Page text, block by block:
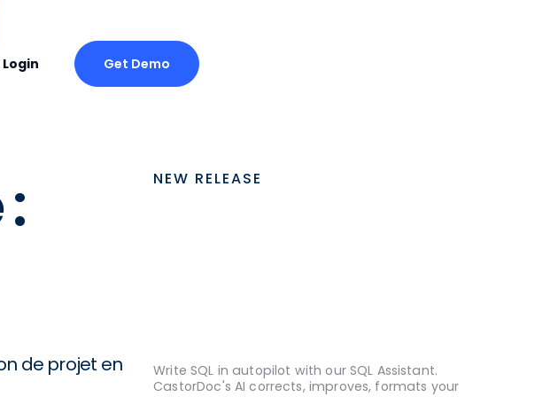
Login Get Demo
de projet en
NEW RELEASE
Write SQL in autopilot with our SQL Assistant.
CastorDoc's AI corrects, improves, formats your